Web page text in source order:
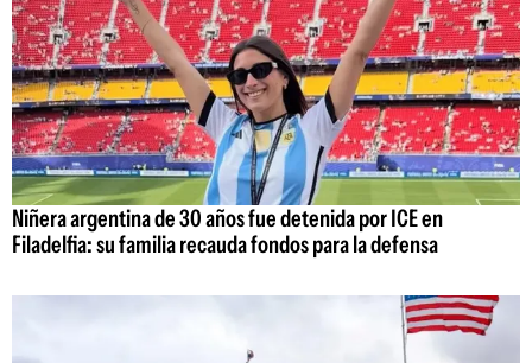
Niñera argentina de 30 años fue detenida por ICE en
Filadelfia: su familia recauda fondos para la defensa